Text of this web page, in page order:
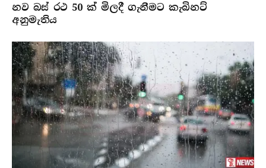
නව බස් රථ 50 ක් මිලදී ගැනීමට කැබිනට්
අනුමැතිය